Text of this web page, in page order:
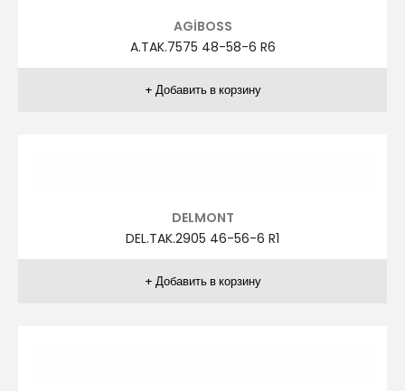
AGİBOSS
A.TAK.7575 48-58-6 R6
DELMONT
DEL.TAK.2898 46-56-6 R5